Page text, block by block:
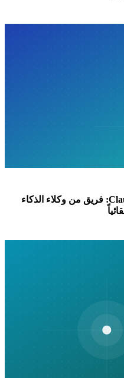
Anthropic تطلق Claude Code Review: فريق من وكلاء الذكاء